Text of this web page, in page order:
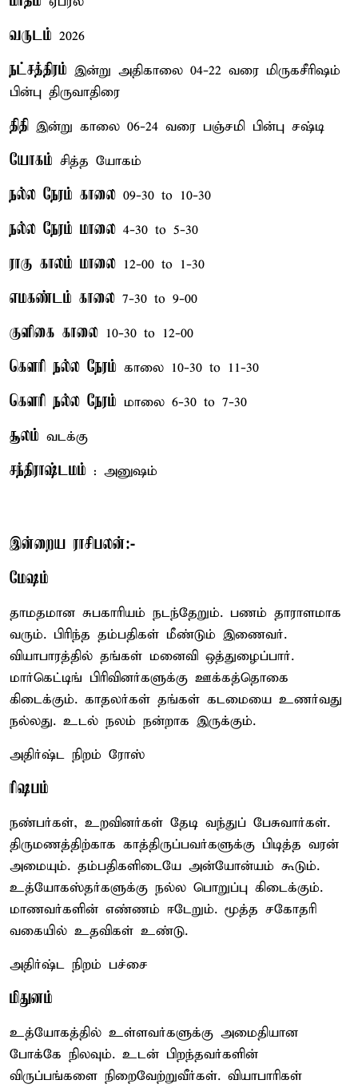
வருடம் 2026
நட்சத்திரம் இன்று அதிகாலை 04-22 வரை மிருகசீரிஷம்
பின்பு திருவாதிரை
திதி இன்று காலை 06-24 வரை பஞ்சமி பின்பு சஷ்டி
யோகம் சித்த யோகம்
நல்ல நேரம் காலை 09-30 to 10-30
நல்ல நேரம் மாலை 4-30 to 5-30
ராகு காலம் மாலை 12-00 to 1-30
எமகண்டம் காலை 7-30 to 9-00
குளிகை காலை 10-30 to 12-00
கௌரி நல்ல நேரம் காலை 10-30 to 11-30
கௌரி நல்ல நேரம் மாலை 6-30 to 7-30
சூலம் வடக்கு
சந்திராஷ்டமம் : அனுஷம்
இன்றைய ராசிபலன்:-
மேஷம்
தாமதமான சுபகாரியம் நடந்தேறும். பணம் தாராளமாக
வரும். பிரிந்த தம்பதிகள் மீண்டும் இணைவர்.
வியாபாரத்தில் தங்கள் மனைவி ஒத்துழைப்பார்.
மார்கெட்டிங் பிரிவினர்களுக்கு ஊக்கத்தொகை
கிடைக்கும். காதலர்கள் தங்கள் கடமையை உணர்வது
நல்லது. உடல் நலம் நன்றாக இருக்கும்.
அதிர்ஷ்ட நிறம் ரோஸ்
ரிஷபம்
நண்பர்கள், உறவினர்கள் தேடி வந்துப் பேசுவார்கள்.
திருமணத்திற்காக காத்திருப்பவர்களுக்கு பிடித்த வரன்
அமையும். தம்பதிகளிடையே அன்யோன்யம் கூடும்.
உத்யோகஸ்தர்களுக்கு நல்ல பொறுப்பு கிடைக்கும்.
மாணவர்களின் எண்ணம் ஈடேறும். மூத்த சகோதரி
வகையில் உதவிகள் உண்டு.
அதிர்ஷ்ட நிறம் பச்சை
மிதுனம்
உத்யோகத்தில் உள்ளவர்களுக்கு அமைதியான
போக்கே நிலவும். உடன் பிறந்தவர்களின்
விருப்பங்களை நிறைவேற்றுவீர்கள். வியாபாரிகள்